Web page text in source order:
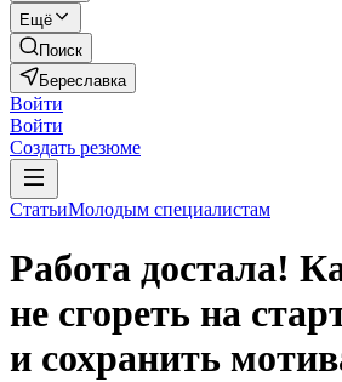
Ещё
Поиск
Береславка
Войти
Войти
Создать резюме
СтатьиМолодым специалистам
Работа достала!
не сгореть на
и сохранить